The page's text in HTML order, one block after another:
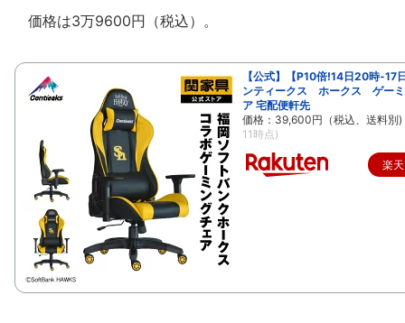
価格は3万9600円（税込）。
【公式】【P10倍!14日20時-17
ンティークス ホークス ゲーミ
ア 宅配便軒先
価格：39,600円（税込、送料別)
11時点)
楽